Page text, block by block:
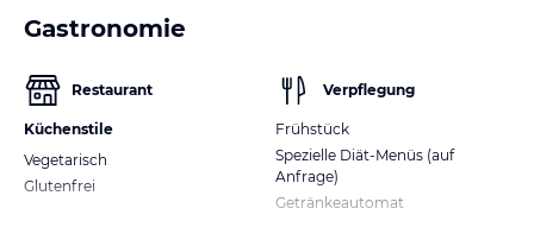
Gastronomie
Restaurant
Küchenstile
Vegetarisch
Glutenfrei
Verpflegung
Frühstück
Spezielle Diät-Menüs (auf
Anfrage)
Getränkeautomat